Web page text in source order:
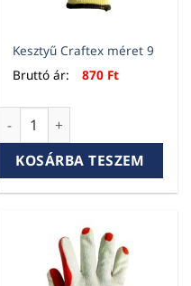
Kesztyű Craftex méret 9
Bruttó ár:
870 Ft
Kesztyű Craftex méret 9
KOSÁRBA TESZEM